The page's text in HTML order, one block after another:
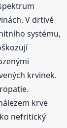
V drtivé
systému,
krvinek.
krve
nefritický